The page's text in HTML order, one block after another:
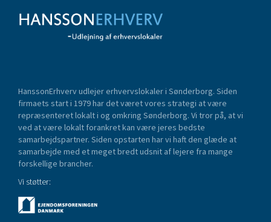
HanssonErhverv udlejer erhvervslokaler i Sønderborg. Siden
firmaets start i 1979 har det været vores strategi at være
repræsenteret lokalt i og omkring Sønderborg. Vi tror på, at vi
ved at være lokalt forankret kan være jeres bedste
samarbejdspartner. Siden opstarten har vi haft den glæde at
samarbejde med et meget bredt udsnit af lejere fra mange
forskellige brancher.
Vi støtter: